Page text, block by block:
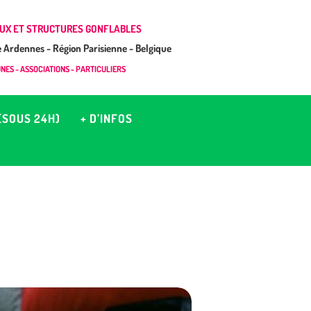
ET STRUCTURES GONFLABLES
- Région Parisienne - Belgique
- ASSOCIATIONS - PARTICULIERS
24H)
+ D’INFOS